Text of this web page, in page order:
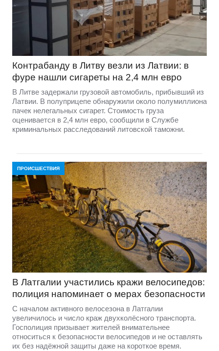
Контрабанду в Литву везли из Латвии: в
фуре нашли сигареты на 2,4 млн евро
В Литве задержали грузовой автомобиль, прибывший из
Латвии. В полуприцепе обнаружили около полумиллиона
пачек нелегальных сигарет. Стоимость груза
оценивается в 2,4 млн евро, сообщили в Службе
криминальных расследований литовской таможни.
ПРОИСШЕСТВИЯ
В Латгалии участились кражи велосипедов:
полиция напоминает о мерах безопасности
С началом активного велосезона в Латгалии
увеличилось и число краж двухколёсного транспорта.
Госполиция призывает жителей внимательнее
относиться к безопасности велосипедов и не оставлять
их без надёжной защиты даже на короткое время.